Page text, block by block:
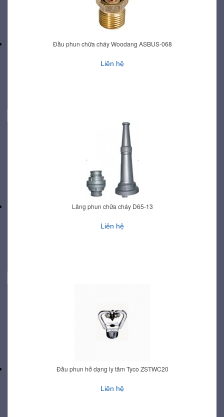
Đầu phun chữa cháy Woodang ASBUS-068
Liên hệ
Lăng phun chữa cháy D65-13
Liên hệ
Đầu phun hở dạng ly tâm Tyco ZSTWC20
Liên hệ